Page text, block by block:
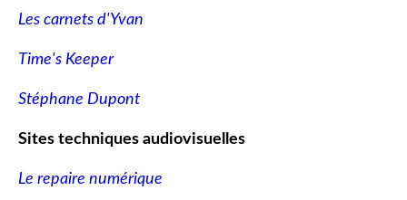
Les carnets d'Yvan
Time's Keeper
Stéphane Dupont
Sites techniques audiovisuelles
Le repaire numérique